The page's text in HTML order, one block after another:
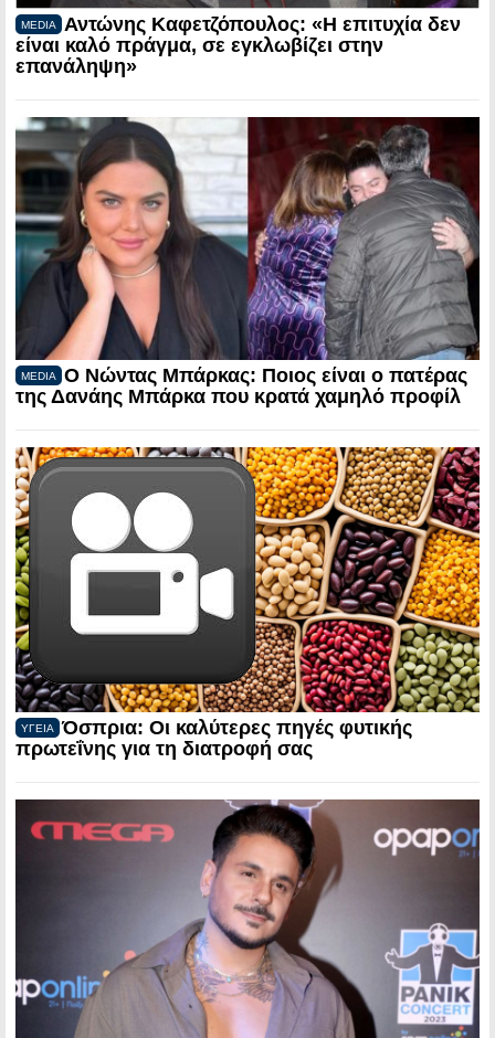
MEDIA
Αντώνης Καφετζόπουλος: «Η επιτυχία δεν
είναι καλό πράγμα, σε εγκλωβίζει στην
επανάληψη»
MEDIA
Ο Νώντας Μπάρκας: Ποιος είναι ο πατέρας
της Δανάης Μπάρκα που κρατά χαμηλό προφίλ
ΥΓΕΙΑ
Όσπρια: Οι καλύτερες πηγές φυτικής
πρωτεΐνης για τη διατροφή σας